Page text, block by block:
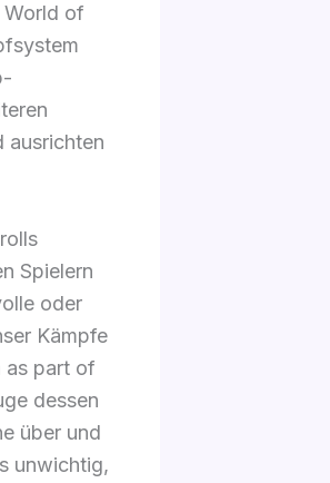
World of
ausrichten
Spielern
oder
Kämpfe
as part of
dessen
über und
unwichtig,